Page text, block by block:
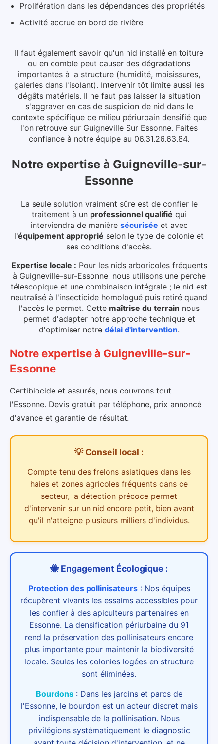
Prolifération dans les dépendances des propriétés
Activité accrue en bord de rivière
Il faut également savoir qu'un nid installé en toiture
ou en comble peut causer des dégradations
importantes à la structure (humidité, moisissures,
galeries dans l'isolant). Intervenir tôt limite aussi les
dégâts matériels. Il ne faut pas laisser la situation
s'aggraver en cas de suspicion de nid dans le
contexte spécifique de milieu périurbain densifié que
l'on retrouve sur Guigneville Sur Essonne. Faites
confiance à notre équipe au 06.31.26.63.84.
Notre expertise à Guigneville-sur-
Essonne
La seule solution vraiment sûre est de confier le
traitement à un professionnel qualifié qui
interviendra de manière sécurisée et avec
l'équipement approprié selon le type de colonie et
ses conditions d'accès.
Expertise locale : Pour les nids arboricoles fréquents
à Guigneville-sur-Essonne, nous utilisons une perche
télescopique et une combinaison intégrale ; le nid est
neutralisé à l'insecticide homologué puis retiré quand
l'accès le permet. Cette maîtrise du terrain nous
permet d'adapter notre approche technique et
d'optimiser notre délai d'intervention.
Notre expertiseà Guigneville-sur-
Essonne
Certibiocide et assurés, nous couvrons tout
l'Essonne. Devis gratuit par téléphone, prix annoncé
d'avance et garantie de résultat.
💡 Conseil local :
Compte tenu des frelons asiatiques dans les
haies et zones agricoles fréquents dans ce
secteur, la détection précoce permet
d'intervenir sur un nid encore petit, bien avant
qu'il n'atteigne plusieurs milliers d'individus.
🐝 Engagement Écologique :
Protection des pollinisateurs : Nos équipes
récupèrent vivants les essaims accessibles pour
les confier à des apiculteurs partenaires en
Essonne. La densification périurbaine du 91
rend la préservation des pollinisateurs encore
plus importante pour maintenir la biodiversité
locale. Seules les colonies logées en structure
sont éliminées.
Bourdons : Dans les jardins et parcs de
l'Essonne, le bourdon est un acteur discret mais
indispensable de la pollinisation. Nous
privilégions systématiquement le diagnostic